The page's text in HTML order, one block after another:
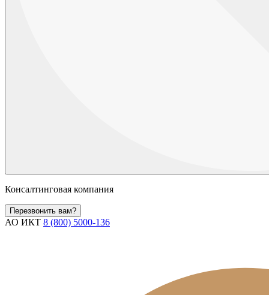
Консалтинговая компания
Перезвонить вам?
АО ИКТ 8 (800) 5000-136